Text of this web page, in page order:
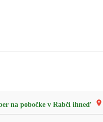
na pobočke v Rabči ihneď